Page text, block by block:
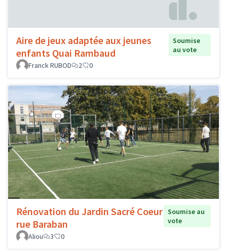
Aire de jeux adaptée aux jeunes
enfants Quai Rambaud
Soumise
au vote
Franck RUBOD
2 0
Rénovation du Jardin Sacré Coeur
rue Baraban
Soumise au
vote
Aliou
3 0